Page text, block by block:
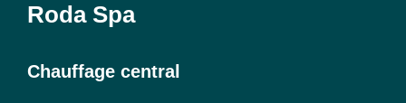
Roda Spa
Chauffage central